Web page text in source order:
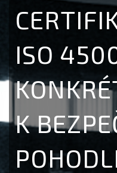
ISO
K